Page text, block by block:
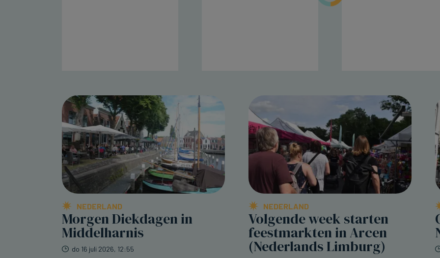
NEDERLAND
Morgen Diekdagen in
Middelharnis
do 16 juli 2026, 12:55
NEDERLAND
Volgende week starten
feestmarkten in Arcen
(Nederlands Limburg)